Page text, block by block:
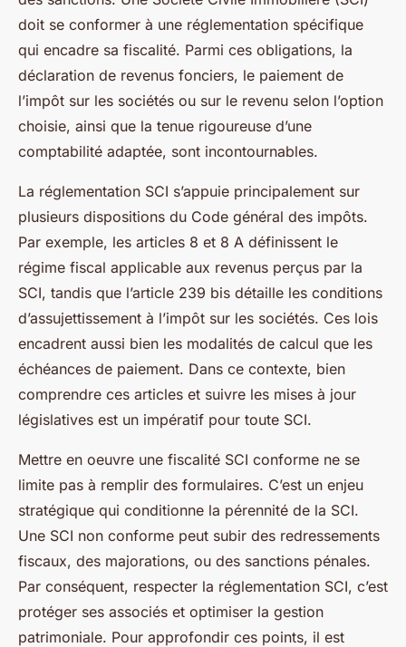
doit se conformer à une réglementation spécifique
qui encadre sa fiscalité. Parmi ces obligations, la
déclaration de revenus fonciers, le paiement de
l’impôt sur les sociétés ou sur le revenu selon l’option
choisie, ainsi que la tenue rigoureuse d’une
comptabilité adaptée, sont incontournables.
La réglementation SCI s’appuie principalement sur
plusieurs dispositions du Code général des impôts.
Par exemple, les articles 8 et 8 A définissent le
régime fiscal applicable aux revenus perçus par la
SCI, tandis que l’article 239 bis détaille les conditions
d’assujettissement à l’impôt sur les sociétés. Ces lois
encadrent aussi bien les modalités de calcul que les
échéances de paiement. Dans ce contexte, bien
comprendre ces articles et suivre les mises à jour
législatives est un impératif pour toute SCI.
Mettre en oeuvre une fiscalité SCI conforme ne se
limite pas à remplir des formulaires. C’est un enjeu
stratégique qui conditionne la pérennité de la SCI.
Une SCI non conforme peut subir des redressements
fiscaux, des majorations, ou des sanctions pénales.
Par conséquent, respecter la réglementation SCI, c’est
protéger ses associés et optimiser la gestion
patrimoniale. Pour approfondir ces points, il est